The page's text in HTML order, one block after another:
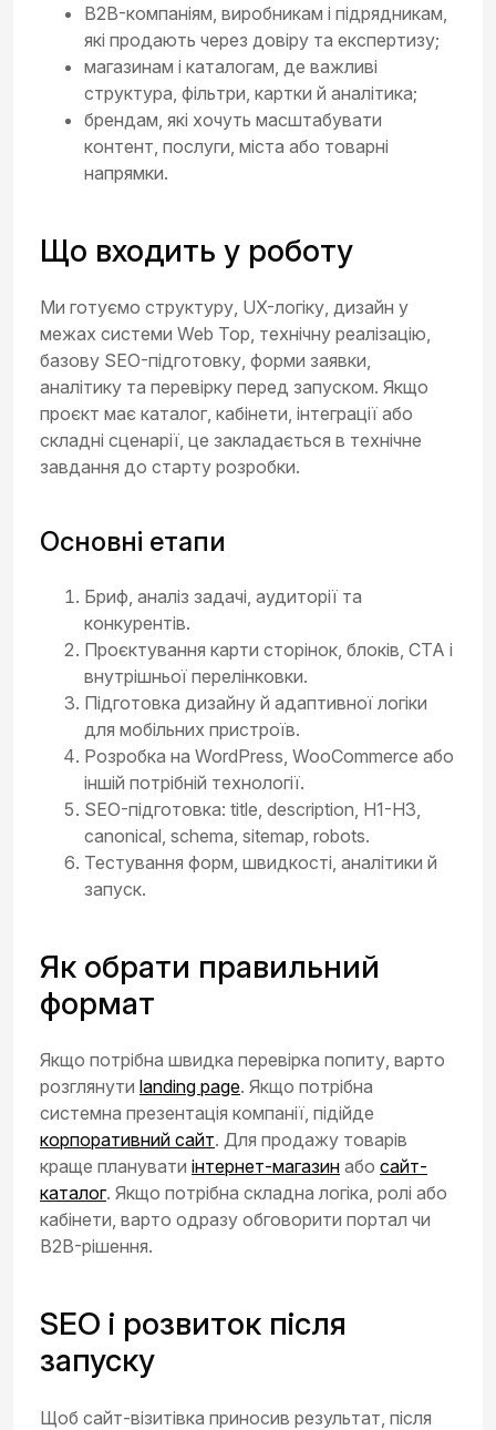
B2B-компаніям, виробникам і підрядникам,
які продають через довіру та експертизу;
магазинам і каталогам, де важливі
структура, фільтри, картки й аналітика;
брендам, які хочуть масштабувати
контент, послуги, міста або товарні
напрямки.
Що входить у роботу
Ми готуємо структуру, UX-логіку, дизайн у
межах системи Web Top, технічну реалізацію,
базову SEO-підготовку, форми заявки,
аналітику та перевірку перед запуском. Якщо
проєкт має каталог, кабінети, інтеграції або
складні сценарії, це закладається в технічне
завдання до старту розробки.
Основні етапи
Бриф, аналіз задачі, аудиторії та
конкурентів.
Проєктування карти сторінок, блоків, CTA і
внутрішньої перелінковки.
Підготовка дизайну й адаптивної логіки
для мобільних пристроїв.
Розробка на WordPress, WooCommerce або
іншій потрібній технології.
SEO-підготовка: title, description, H1-H3,
canonical, schema, sitemap, robots.
Тестування форм, швидкості, аналітики й
запуск.
Як обрати правильний
формат
Якщо потрібна швидка перевірка попиту, варто
розглянути landing page. Якщо потрібна
системна презентація компанії, підійде
корпоративний сайт. Для продажу товарів
краще планувати інтернет-магазин або сайт-
каталог. Якщо потрібна складна логіка, ролі або
кабінети, варто одразу обговорити портал чи
B2B-рішення.
SEO і розвиток після
запуску
Щоб сайт-візитівка приносив результат, після